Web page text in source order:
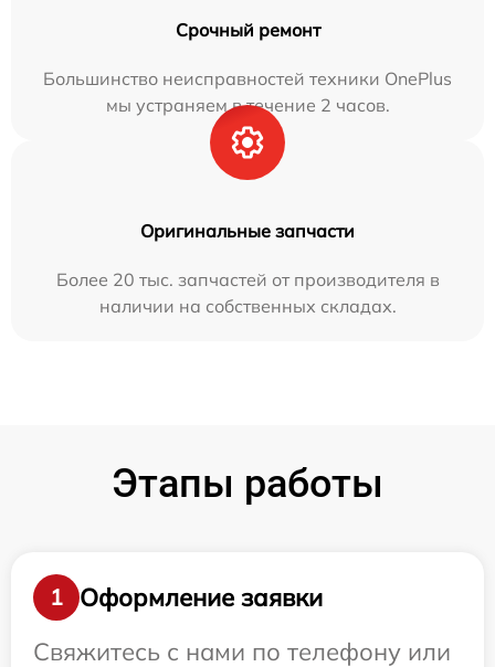
Срочный ремонт
Большинство неисправностей техники OnePlus
мы устраняем в течение 2 часов.
Оригинальные запчасти
Более 20 тыс. запчастей от производителя в
наличии на собственных складах.
Этапы работы
1
Оформление заявки
Свяжитесь с нами по телефону или